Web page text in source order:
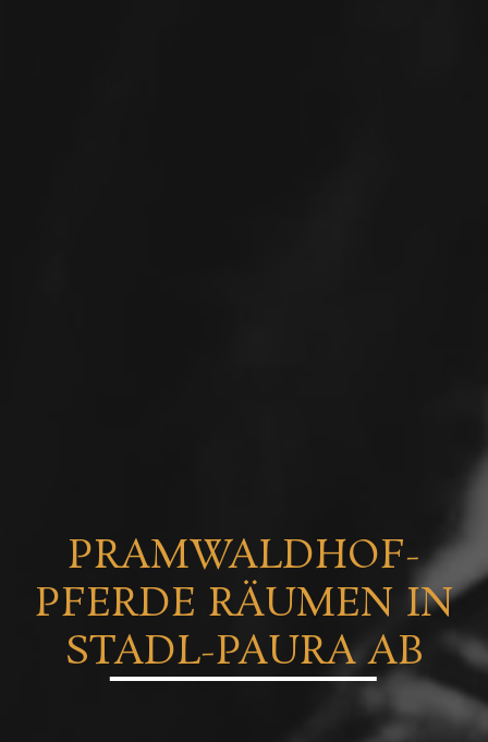
PRAMWALDHOF-
PFERDE RÄUMEN IN
STADL-PAURA AB